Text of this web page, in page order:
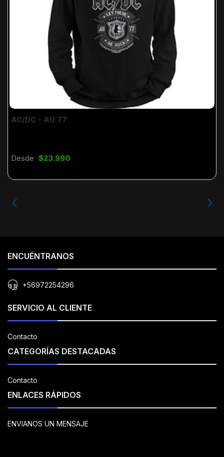
AC/DC - AU 77
Desde $23.990
ENCUÉNTRANOS
+56972254296
SERVICIO AL CLIENTE
Contacto
CATEGORÍAS DESTACADAS
Contacto
ENLACES RÁPIDOS
ENVIANOS UN MENSAJE